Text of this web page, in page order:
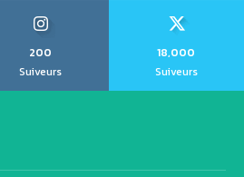
200
Suiveurs
18,000
Suiveurs